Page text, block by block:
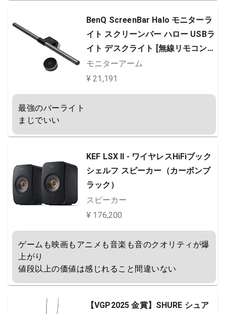
BenQ ScreenBar Halo モニターラ
イト スクリーンバー ハロー USBラ
イト デスクライト [無線リモコン
自動調光 間接照明モード 高演色性]
モニターアーム
¥ 21,191
最強のバーライト
まじでいい
KEF LSX II - ワイヤレスHiFiブック
シェルフ スピーカー（カーボンブ
ラック）
スピーカー
¥ 176,200
ゲームも映画もアニメも音楽も音のクオリティが爆
上がり
値段以上の価値は感じれること間違いない
【VGP2025 金賞】SHURE シュア